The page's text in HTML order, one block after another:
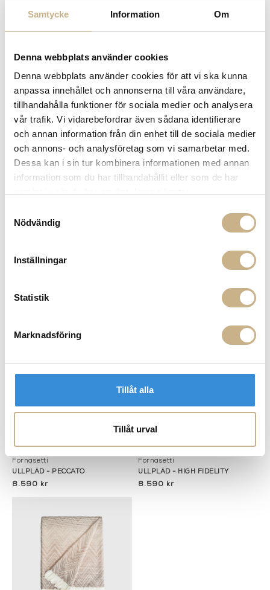
Samtycke Information Om
Denna webbplats använder cookies
Denna webbplats använder cookies för att vi ska kunna
anpassa innehållet och annonserna till våra användare,
tillhandahålla funktioner för sociala medier och analysera
vår trafik. Vi vidarebefordrar även sådana identifierare
och annan information från din enhet till de sociala medier
och annons- och analysföretag som vi samarbetar med.
Dessa kan i sin tur kombinera informationen med annan
information som du har tillhandahållit eller som de har
Nödvändig
Inställningar
Statistik
Marknadsföring
Tillåt alla
Tillåt urval
Beställningsvara
PLÄD - TIE DYE 14
6.695 kr
Beställningsvara
BLANKET - STITCHING ROST RED
3.499 kr
4.980 kr
Beställningsvara
Fornasetti
ULLPLÄD - PECCATO
8.590 kr
Fornasetti
ULLPLÄD - HIGH FIDELITY
8.590 kr